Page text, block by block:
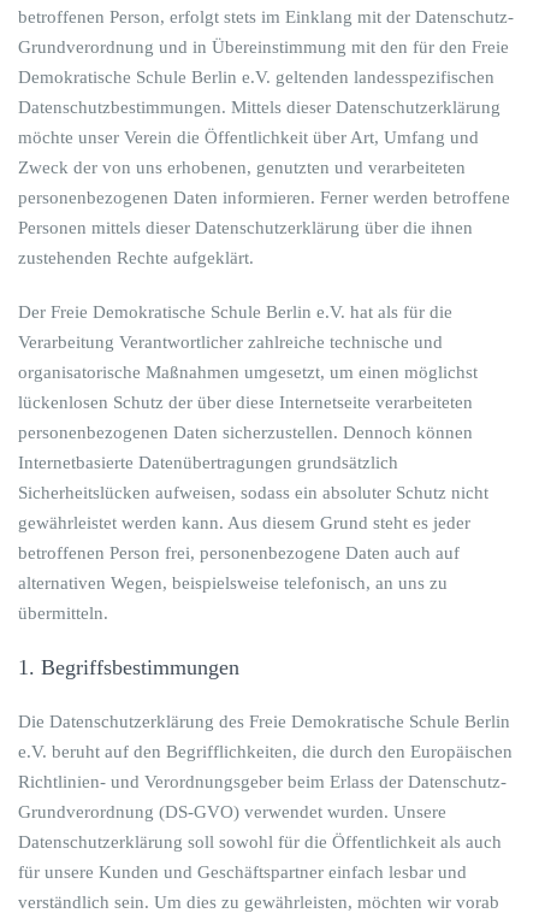
betroffenen Person, erfolgt stets im Einklang mit der Datenschutz-
Grundverordnung und in Übereinstimmung mit den für den Freie
Demokratische Schule Berlin e.V. geltenden landesspezifischen
Datenschutzbestimmungen. Mittels dieser Datenschutzerklärung
möchte unser Verein die Öffentlichkeit über Art, Umfang und
Zweck der von uns erhobenen, genutzten und verarbeiteten
personenbezogenen Daten informieren. Ferner werden betroffene
Personen mittels dieser Datenschutzerklärung über die ihnen
zustehenden Rechte aufgeklärt.
Der Freie Demokratische Schule Berlin e.V. hat als für die
Verarbeitung Verantwortlicher zahlreiche technische und
organisatorische Maßnahmen umgesetzt, um einen möglichst
lückenlosen Schutz der über diese Internetseite verarbeiteten
personenbezogenen Daten sicherzustellen. Dennoch können
Internetbasierte Datenübertragungen grundsätzlich
Sicherheitslücken aufweisen, sodass ein absoluter Schutz nicht
gewährleistet werden kann. Aus diesem Grund steht es jeder
betroffenen Person frei, personenbezogene Daten auch auf
alternativen Wegen, beispielsweise telefonisch, an uns zu
übermitteln.
1. Begriffsbestimmungen
Die Datenschutzerklärung des Freie Demokratische Schule Berlin
e.V. beruht auf den Begrifflichkeiten, die durch den Europäischen
Richtlinien- und Verordnungsgeber beim Erlass der Datenschutz-
Grundverordnung (DS-GVO) verwendet wurden. Unsere
Datenschutzerklärung soll sowohl für die Öffentlichkeit als auch
für unsere Kunden und Geschäftspartner einfach lesbar und
verständlich sein. Um dies zu gewährleisten, möchten wir vorab